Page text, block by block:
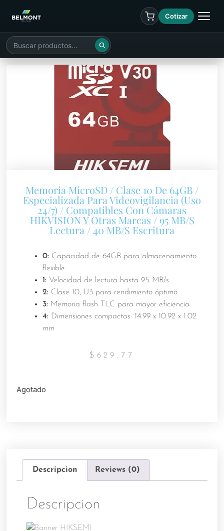
Cotizar
Memoria MicroSD / Clase 10 De 64GB /
Especializada Para Videovigilancia (Uso
24/7) / Compatibles Con Cámaras
HIKVISION Y Otras Marcas / 95 MB/s
Lectura / 40 MB/s Escritura
0: Capacidad de 64GB para almacenamiento
flexible
1: Velocidad de lectura hasta 95 MB/s
2: Clase 10, U3 para rendimiento óptimo
3: Memoria flash TLC para mayor eficiencia
4: Dimensiones compactas: 14.99 x 10.92 x 1.02
mm
$ 629.77
Agotado
Descripcion Reviews (0)
Descripcion